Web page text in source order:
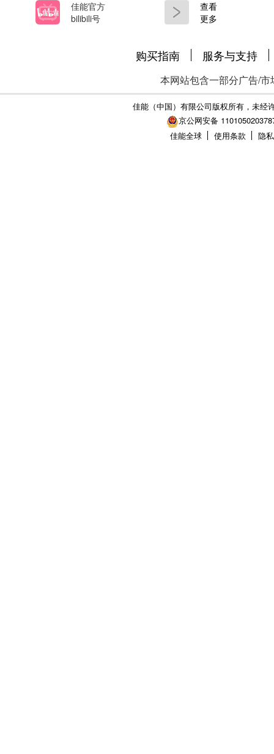
佳能官方
bilibili号
查看
更多
购买指南 服务与支持
本网站包含一部分广告/
佳能（中国）有限公司版权所有，未经
京公网安备
佳能全球
使用条款 隐